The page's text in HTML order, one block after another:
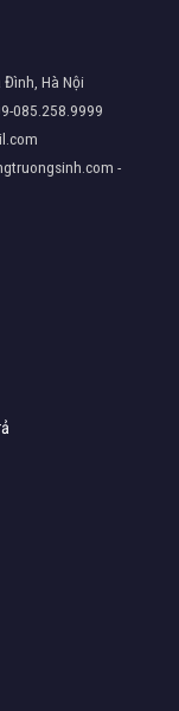
Đình, Hà Nội
085.258.9999
-